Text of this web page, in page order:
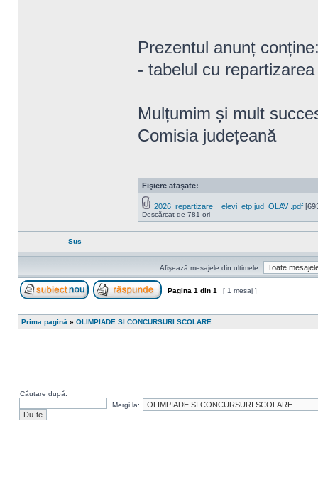
Prezentul anunț
- tabelul cu
Mulțumim și mult
Comisia județeană
Fişiere ataşate:
2026_repartizare__elevi_etp jud_OLAV .pdf
Descărcat de 781 ori
Sus
Afişează mesajele din ultimele:
Pagina 1 din 1 [ 1 mesaj ]
Prima pagină » OLIMPIADE SI CONCURSURI SCOLARE
Căutare după:
Mergi la: